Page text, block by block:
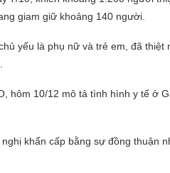
giam giữ khoảng 140 người.
yếu là phụ nữ và trẻ em, đã thiệt
hôm 10/12 mô tả tình hình y tế ở
khẩn cấp bằng sự đồng thuận